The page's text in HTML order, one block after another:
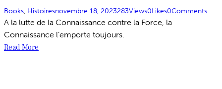
Books, Histoiresnovembre 18, 2023283Views0Likes0Comments
A la lutte de la Connaissance contre la Force, la
Connaissance l’emporte toujours.
Read More